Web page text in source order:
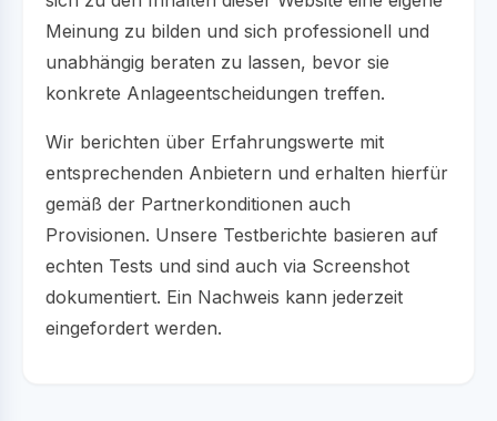
Meinung zu bilden und sich professionell und
unabhängig beraten zu lassen, bevor sie
konkrete Anlageentscheidungen treffen.
Wir berichten über Erfahrungswerte mit
entsprechenden Anbietern und erhalten hierfür
gemäß der Partnerkonditionen auch
Provisionen. Unsere Testberichte basieren auf
echten Tests und sind auch via Screenshot
dokumentiert. Ein Nachweis kann jederzeit
eingefordert werden.